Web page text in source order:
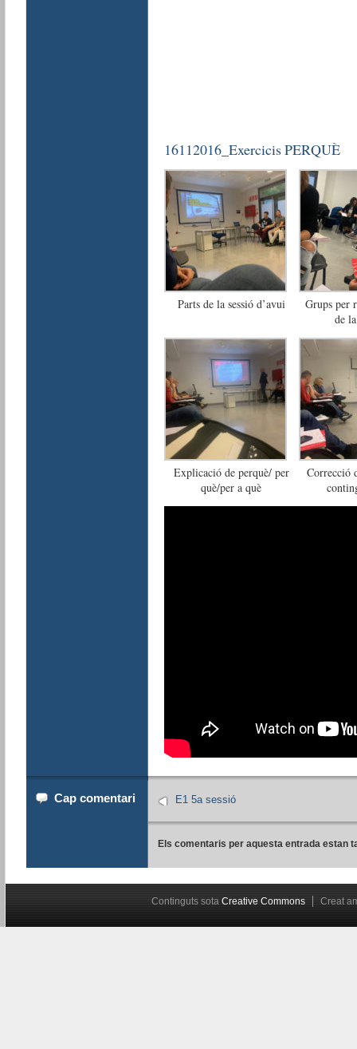
16112016_Exercicis PERQUÈ
Parts de la sessió d’avui
Grups per
de
Explicació de perquè/ per
què/per a què
Correcció
Cap comentari E1 5a sessió
Els comentaris per aquesta entrada estan
Continguts sota Creative Commons Creat